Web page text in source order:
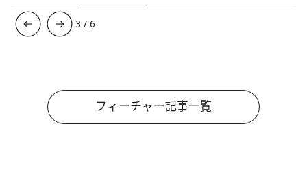
3 /6
フィーチャー記事一覧